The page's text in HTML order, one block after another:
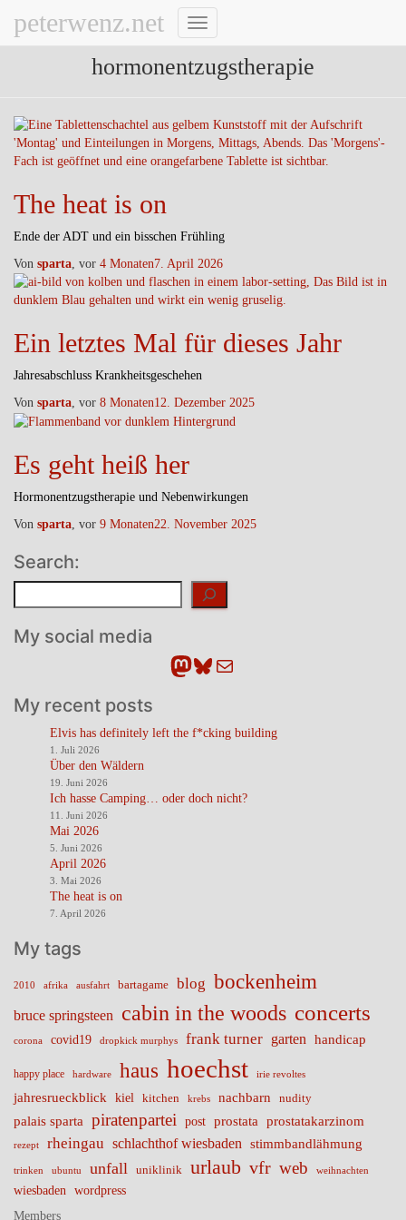
peterwenz.net
Navigation
umschalten
hormonentzugstherapie
The heat is on
Ende der ADT und ein bisschen Frühling
Von sparta, vor 4 Monaten7. April 2026
Ein letztes Mal für dieses Jahr
Jahresabschluss Krankheitsgeschehen
Von sparta, vor 8 Monaten12. Dezember 2025
Es geht heiß her
Hormonentzugstherapie und Nebenwirkungen
Von sparta , vor 9 Monaten22. November 2025
Search:
My social media
Mastodon
Bluesky
E-Mail
My recent posts
Elvis has definitely left the f*cking building
1. Juli 2026
Über den Wäldern
19. Juni 2026
Ich hasse Camping… oder doch nicht?
11. Juni 2026
Mai 2026
5. Juni 2026
April 2026
3. Mai 2026
The heat is on
7. April 2026
My tags
2010 afrika ausfahrt bartagame blog bockenheim
bruce springsteen cabin in the woods concerts
corona covid19 dropkick murphys frank turner garten handicap
happy place hardware haus hoechst irie revoltes
jahresrueckblick kiel kitchen krebs nachbarn nudity
palais sparta piratenpartei post prostata prostatakarzinom
rezept rheingau schlachthof wiesbaden stimmbandlähmung
trinken ubuntu unfall uniklinik urlaub vfr web weihnachten
wiesbaden
wordpress
Members